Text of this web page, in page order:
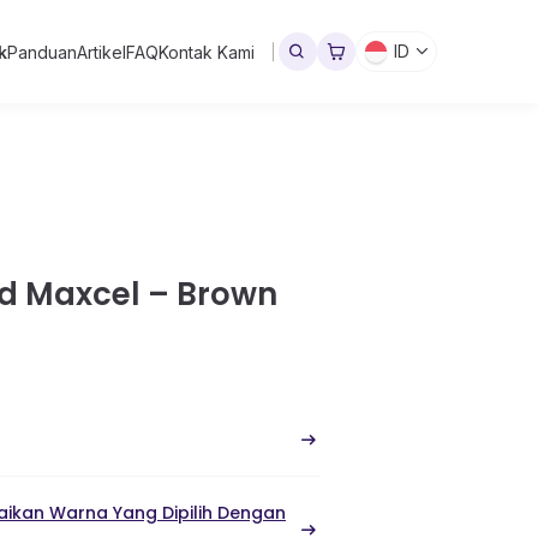
PanduanArtikelFAQKontak Kami ID
Maxcel – Brown
Warna Yang Dipilih Dengan